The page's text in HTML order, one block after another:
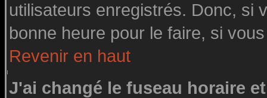
utilisateurs enregistrés. Donc, si
bonne heure pour le faire, si
Revenir en haut
J'ai changé le fuseau horaire